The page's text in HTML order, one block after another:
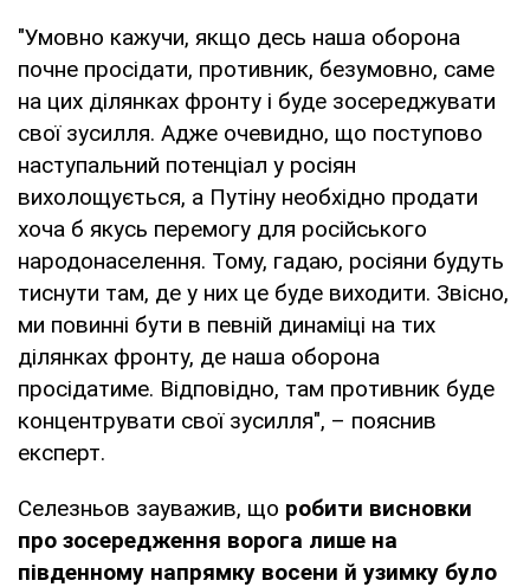
"Умовно кажучи, якщо десь наша оборона
почне просідати, противник, безумовно, саме
на цих ділянках фронту і буде зосереджувати
свої зусилля. Адже очевидно, що поступово
наступальний потенціал у росіян
вихолощується, а Путіну необхідно продати
хоча б якусь перемогу для російського
народонаселення. Тому, гадаю, росіяни будуть
тиснути там, де у них це буде виходити. Звісно,
ми повинні бути в певній динаміці на тих
ділянках фронту, де наша оборона
просідатиме. Відповідно, там противник буде
концентрувати свої зусилля", – пояснив
експерт.
Селезньов зауважив, що робити висновки
про зосередження ворога лише на
південному напрямку восени й узимку було